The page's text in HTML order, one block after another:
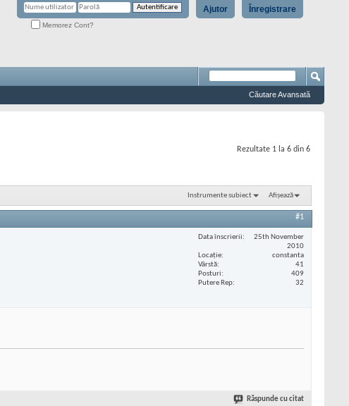
Înregistrare
Ajutor
Memorez Cont?
Căutare Avansată
Rezultate 1 la 6 din 6
Instrumente subiect Afișează
#1
Data înscrierii
25th November
2010
Locaţie
constanta
Vârstă
41
Posturi
409
Putere Rep
32
Răspunde cu citat